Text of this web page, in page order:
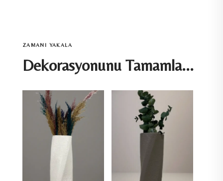
ZAMANI YAKALA
Dekorasyonunu Tamamla...